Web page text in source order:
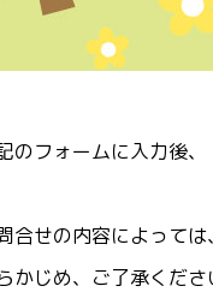
のフォームに入力後、
合せの内容によって
かじめ、ご了承くださ